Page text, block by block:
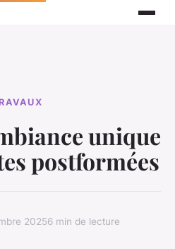
unique
postformées
20256 min de lecture